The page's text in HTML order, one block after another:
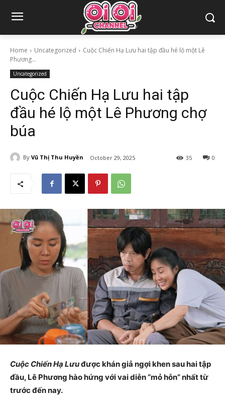
Home Uncategorized
Cuộc Chiến Hạ Lưu hai tập đầu hé lộ một Lê
Phương...
Uncategorized
Cuộc Chiến Hạ Lưu hai tập
đầu hé lộ một Lê Phương chợ
búa
By Vũ Thị Thu Huyền October 29, 2025 0
35
Cuộc Chiến Hạ Lưuđược khán giả ngợi khen sau hai tập
đầu, Lê Phương hào hứng với vai diễn “mỏ hỗn” nhất từ
trước đến nay.​